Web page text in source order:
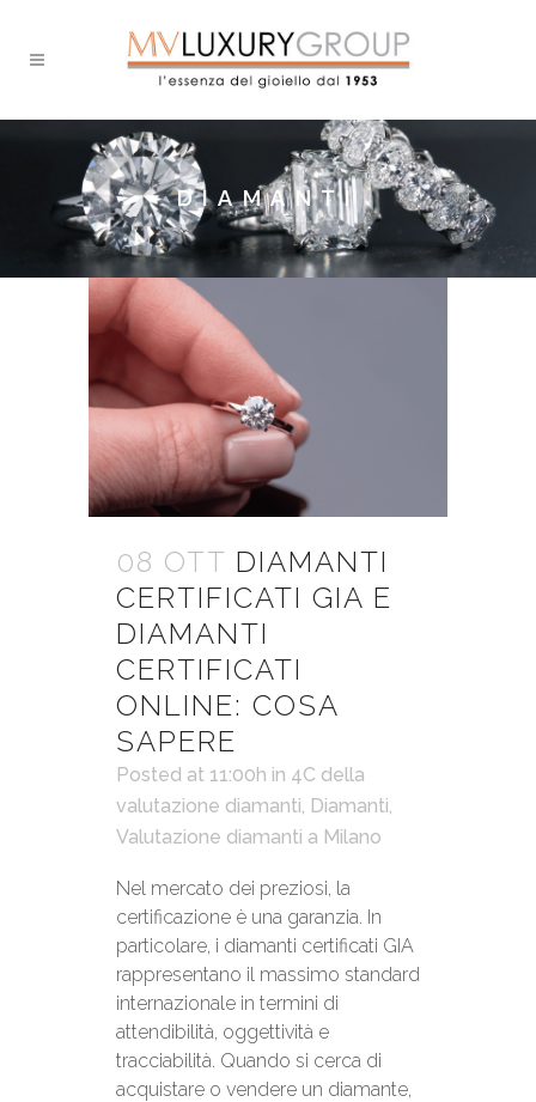
DIAMANTI
08 OTT DIAMANTI
CERTIFICATI GIA E
DIAMANTI
CERTIFICATI
ONLINE: COSA
SAPERE
Posted at 11:00h in 4C della
valutazione diamanti, Diamanti,
Valutazione diamanti a Milano
Nel mercato dei preziosi, la
certificazione è una garanzia. In
particolare, i diamanti certificati GIA
rappresentano il massimo standard
internazionale in termini di
attendibilità, oggettività e
tracciabilità. Quando si cerca di
acquistare o vendere un diamante,